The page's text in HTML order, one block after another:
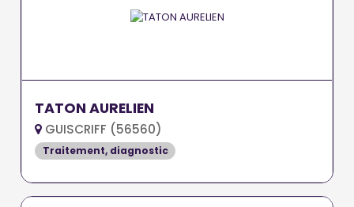
TATON AURELIEN
GUISCRIFF (56560)
Traitement, diagnostic